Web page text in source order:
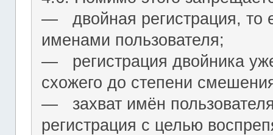
― двойная регистрация, то
именами пользователя;
― регистрация двойника
схожего до степени
― захват имён пользователя
регистрация с целью